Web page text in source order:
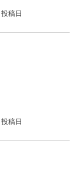
投稿日
投稿日